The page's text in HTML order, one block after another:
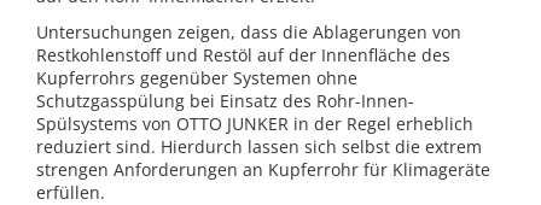
Untersuchungen zeigen, dass die Ablagerungen von
Restkohlenstoff und Restöl auf der Innenfläche des
Kupferrohrs gegenüber Systemen ohne
Schutzgasspülung bei Einsatz des Rohr-Innen-
Spülsystems von OTTO JUNKER in der Regel erheblich
reduziert sind. Hierdurch lassen sich selbst die extrem
strengen Anforderungen an Kupferrohr für Klimageräte
erfüllen.